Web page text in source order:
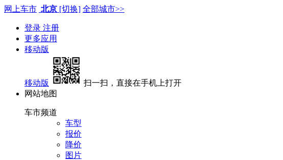
网上车市 北京 [切换] 全部城市>>
登录 注册
更多应用
移动版
移动版
扫一扫，直接在手机上打开
网站地图
车市频道
车型
报价
降价
图片